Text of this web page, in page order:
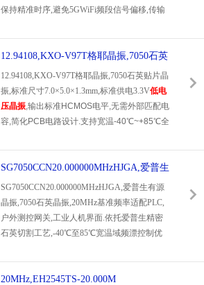
保持精准时序,避免5GWiFi频段信号偏移,传输
占位,方便高密度布线,陶瓷封装热稳定性强,耐
受车间,机房常年高温工况.低ESR振荡特性,芯
片唤醒,高速数据收发时振荡不间断,抗电磁干
扰能力强,规避电源,网口带来杂波干扰.全批次
严苛可靠性检测,卷带量产供货稳定,广泛用于
企业级路由,工业无线采集网关,户外防水WiFi
12.94108,KXO-V97T格耶晶振,7050石英
贴片晶振
12.94108,KXO-V97T格耶晶振,7050石英贴片晶
振,标准尺寸7.0×5.0×1.3mm,标准供电3.3V低电
压晶振,输出标准HCMOS电平,无需外部匹配电
容,简化PCB电路设计.支持宽温-40℃~+85℃全
漂控制优异,气密金属封装防潮抗震,抵御工业
环境粉尘,温差冲击.原厂精密石英谐振芯体,相
位噪声表现均衡,长期老化漂移数值极低,批量
参数一致性经过多重老化筛选.专为射频收发,
工业数传模块定制,适配LoRa通信,工控采集仪,
网关基带主板,兼容全自动SMT回流焊,符合Ro
SG7050CCN20.000000MHzHJGA,爱普生
有源晶振,7050石英晶振
SG7050CCN20.000000MHzHJGA,爱普生有源
晶振,7050石英晶振,20MHz基准频率适配PLC,
户外测控网关,工业人机界面.依托爱普生精密
石英切割工艺,-40℃至85℃宽温域频漂控制优
时钟信号.有源一体化集成架构省去起振外围元
件,缩短硬件研发周期,CMOS输出晶振
20MHz,EH2545TS-20.000M